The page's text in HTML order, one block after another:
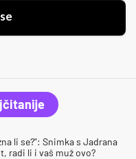
li se?": Snimka s Jadrana
radi li i vaš muž ovo?